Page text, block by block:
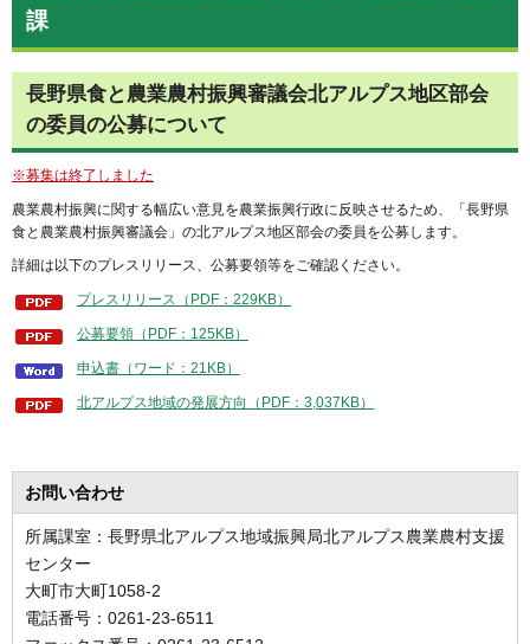
課
長野県食と農業農村振興審議会北アルプス地区部会
の委員の公募について
※募集は終了しました
農業農村振興に関する幅広い意見を農業振興行政に反映させるため、「長野県
食と農業農村振興審議会」の北アルプス地区部会の委員を公募します。
詳細は以下のプレスリリース、公募要領等をご確認ください。
プレスリリース（PDF：229KB）
公募要領（PDF：125KB）
申込書（ワード：21KB）
北アルプス地域の発展方向（PDF：3,037KB）
お問い合わせ
所属課室：長野県北アルプス地域振興局北アルプス農業農村支援
センター
大町市大町1058-2
電話番号：0261-23-6511